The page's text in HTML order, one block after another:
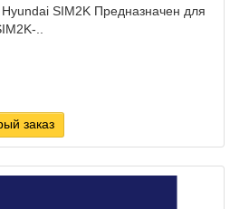
SIM2K Предназначен для
..
заказ